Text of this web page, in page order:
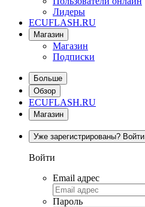
Лидеры
ECUFLASH.RU
Магазин
Магазин
Подписки
Больше
Обзор
ECUFLASH.RU
Магазин
Уже зарегистрированы? Войти
Войти
Email адрес
Пароль